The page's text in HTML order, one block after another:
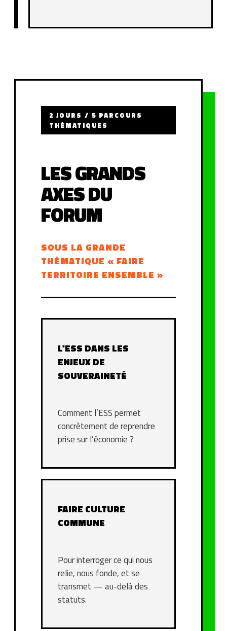
2 JOURS / 5 PARCOURS
THÉMATIQUES
LES GRANDS
AXES DU
FORUM
SOUS LA GRANDE
THÉMATIQUE « FAIRE
TERRITOIRE ENSEMBLE »
L'ESS DANS LES
ENJEUX DE
SOUVERAINETÉ
Comment l’ESS permet
concrètement de reprendre
prise sur l’économie ?
FAIRE CULTURE
COMMUNE
Pour interroger ce qui nous
relie, nous fonde, et se
transmet — au-delà des
statuts.